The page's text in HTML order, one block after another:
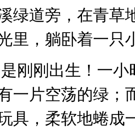
绿道旁，在青草
里，躺卧着一只
刚刚出生！一小
一片空荡的绿；
具，柔软地蜷成